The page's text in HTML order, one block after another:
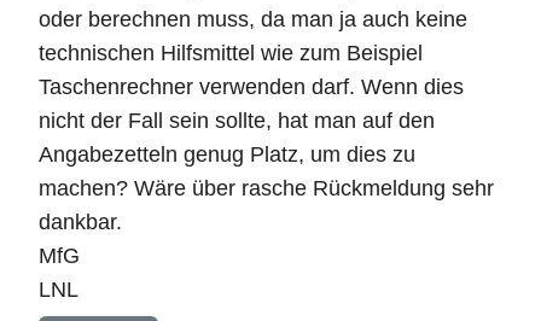
oder berechnen muss, da man ja auch keine
technischen Hilfsmittel wie zum Beispiel
Taschenrechner verwenden darf. Wenn dies
nicht der Fall sein sollte, hat man auf den
Angabezetteln genug Platz, um dies zu
machen? Wäre über rasche Rückmeldung sehr
dankbar.
MfG
LNL